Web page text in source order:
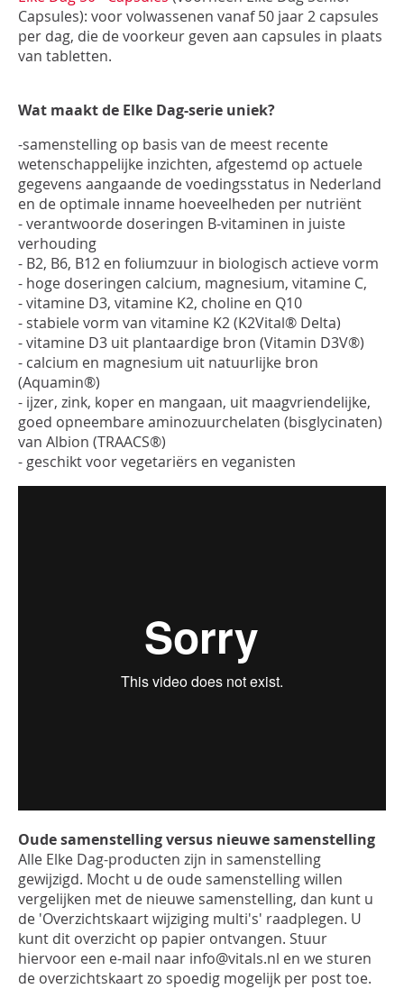
Capsules): voor volwassenen vanaf 50 jaar 2 capsules
per dag, die de voorkeur geven aan capsules in plaats
van tabletten.
Wat maakt de Elke Dag-serie uniek?
-samenstelling op basis van de meest recente
wetenschappelijke inzichten, afgestemd op actuele
gegevens aangaande de voedingsstatus in Nederland
en de optimale inname hoeveelheden per nutriënt
- verantwoorde doseringen B-vitaminen in juiste
verhouding
- B2, B6, B12 en foliumzuur in biologisch actieve vorm
- hoge doseringen calcium, magnesium, vitamine C,
- vitamine D3, vitamine K2, choline en Q10
- stabiele vorm van vitamine K2 (K2Vital® Delta)
- vitamine D3 uit plantaardige bron (Vitamin D3V®)
- calcium en magnesium uit natuurlijke bron
(Aquamin®)
- ijzer, zink, koper en mangaan, uit maagvriendelijke,
goed opneembare aminozuurchelaten (bisglycinaten)
van Albion (TRAACS®)
- geschikt voor vegetariërs en veganisten
Oude samenstelling versus nieuwe samenstelling
Alle Elke Dag-producten zijn in samenstelling
gewijzigd. Mocht u de oude samenstelling willen
vergelijken met de nieuwe samenstelling, dan kunt u
de 'Overzichtskaart wijziging multi's' raadplegen. U
kunt dit overzicht op papier ontvangen. Stuur
hiervoor een e-mail naar info@vitals.nl en we sturen
de overzichtskaart zo spoedig mogelijk per post toe.